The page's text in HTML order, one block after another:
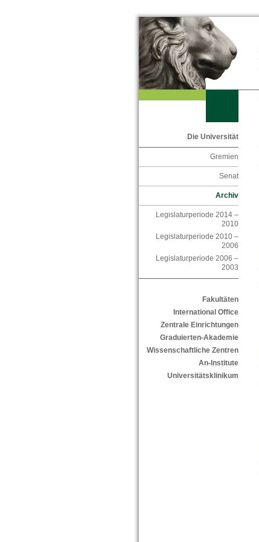
Die Universität
Gremien
Senat
Archiv
Legislaturperiode 2014 –
2010
Legislaturperiode 2010 –
2006
Legislaturperiode 2006 –
2003
Fakultäten
International Office
Zentrale Einrichtungen
Graduierten-Akademie
Wissenschaftliche Zentren
An-Institute
Universitätsklinikum